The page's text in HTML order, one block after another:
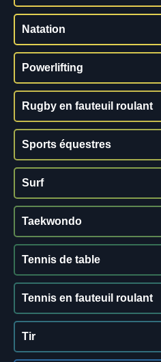
Natation
Powerlifting
Rugby en fauteuil roulant
Sports équestres
Surf
Taekwondo
Tennis de table
Tennis en fauteuil roulant
Tir